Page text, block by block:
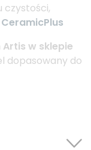
czystości,
w sklepie
dopasowany do